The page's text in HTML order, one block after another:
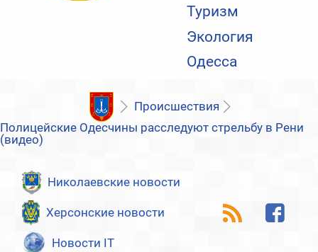
Туризм
Экология
Одесса
Происшествия
Полицейские Одесчины расследуют стрельбу в Рени
(видео)
Николаевские новости
Херсонские новости
Новости IT